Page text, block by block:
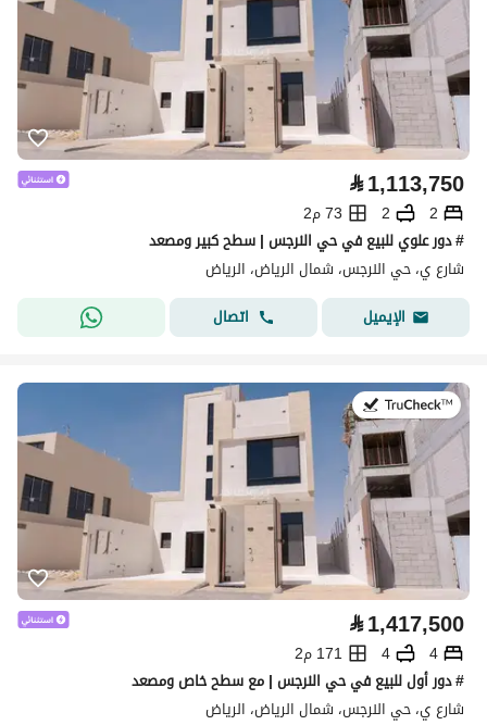
⃁1,113,750
2
2
73 م2
# دور علوي للبيع في حي النرجس | سطح كبير ومصعد
شارع ي، حي النرجس، شمال الرياض، الرياض
الإيميل
اتصال
في:28 يوليو 2026
⃁1,417,500
4
4
171 م2
# دور أول للبيع في حي النرجس | مع سطح خاص ومصعد
شارع ي، حي النرجس، شمال الرياض، الرياض